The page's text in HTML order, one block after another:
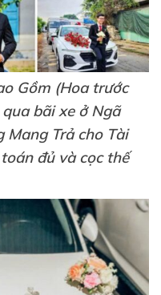
Gồm (Hoa trước
bãi xe ở Ngã
Mang Trả cho Tài
đủ và cọc thế